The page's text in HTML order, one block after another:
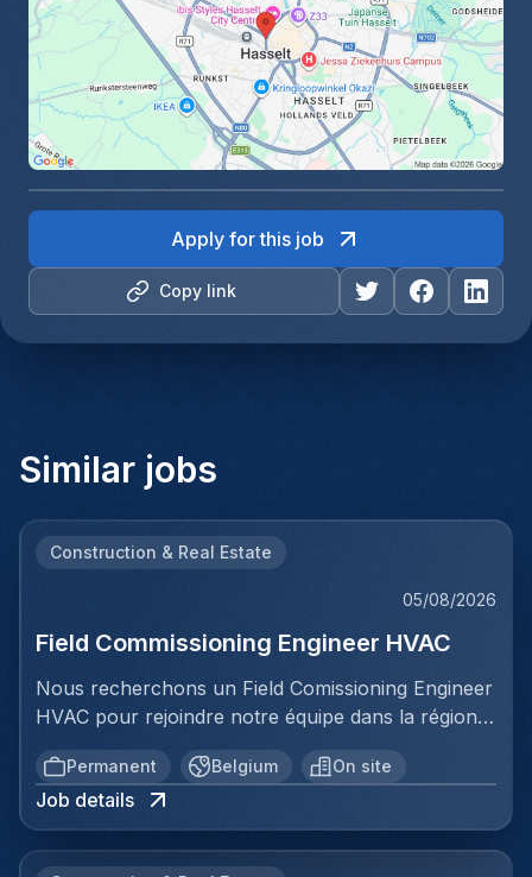
Copy link
Apply for this job
Similar jobs
Construction & Real Estate
05/08/2026
Field Commissioning Engineer HVAC
Nous recherchons un Field Comissioning Engineer
HVAC pour rejoindre notre équipe dans la région
de Bruxelles. Dans ce rôle, vous fournirez une
assistance technique sur site lors de la mise en
service et du démarrage des installations HVAC
pour nos clients. Vous serez responsable de
Permanent Belgium On site
Job details